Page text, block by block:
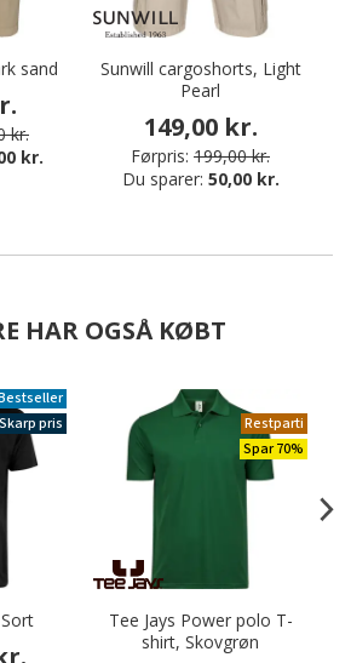
sand
kr.
kr.
Sunwill cargoshorts, Light
Pearl
149,00 kr.
Førpris: 199,00 kr.
Du sparer: 50,00 kr.
HAR OGSÅ KØBT
Skarp pris
Restparti
Spar 70%
Tee Jays Power polo T-
shirt, Skovgrøn